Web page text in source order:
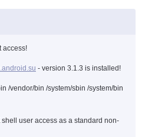
access!
- version 3.1.3 is installed!
/vendor/bin /system/sbin /system/bin
user access as a standard non-